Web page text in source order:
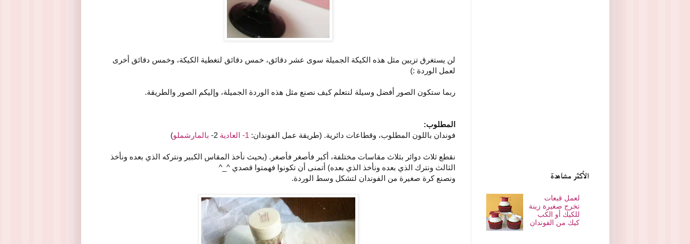
لن يستغرق تزيين مثل هذه الكيكة الجميلة سوى عشر دقائق، خمس دقائق لتغطية الكيكة، وخمس دقائق أخرى
لعمل الوردة :)
ربما ستكون الصور أفضل وسيلة لنتعلم كيف نصنع مثل هذه الوردة الجميلة، وإليكم الصور والطريقة.
المطلوب:
فوندان باللون المطلوب، وقطاعات دائرية. (طريقة عمل الفوندان: 1- العادية 2- بالمارشملو)
نقطع ثلاث دوائر بثلاث مقاسات مختلفة، أكبر فأصغر فأصغر. (بحيث نأخذ المقاس الكبير ونتركه الذي بعده ونأخذ
الثالث ونترك الذي بعده ونأخذ الذي بعده) أتمنى أن تكونوا فهمتوا قصدي ^_^
ونصنع كرة صغيرة من الفوندان لتشكل وسط الوردة.
الأكثر مشاهدة
لعمل قبعات
تخرج صغيرة زينة
للكيك أو الكب
كيك من الفوندان